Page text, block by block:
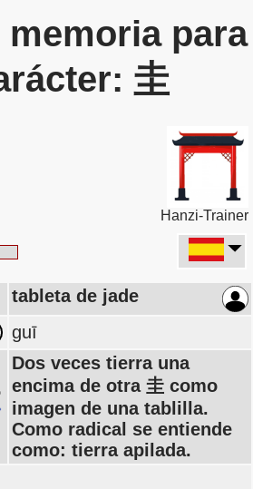
memoria para
圭
Hanzi-Trainer
tableta de jade
guī
Dos veces tierra una
encima de otra 圭 como
imagen de una tablilla.
Como radical se entiende
como: tierra apilada.